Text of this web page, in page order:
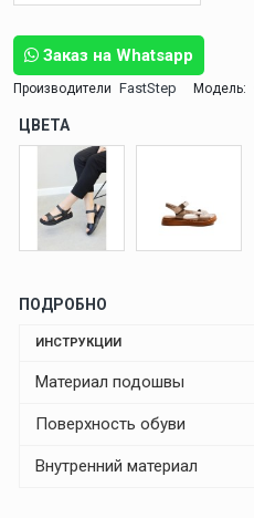
Заказ на Whatsapp
Производители FastStep Модель:
ЦВЕТА
ПОДРОБНО
ИНСТРУКЦИИ
Материал подошвы
Поверхность обуви
Внутренний материал